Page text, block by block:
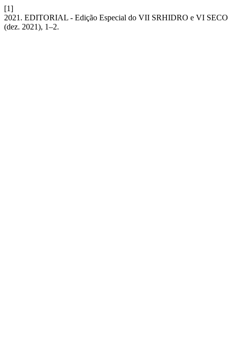
[1]
2021. EDITORIAL - Edição Especial do VII SRHIDRO e VI
(dez. 2021), 1–2.